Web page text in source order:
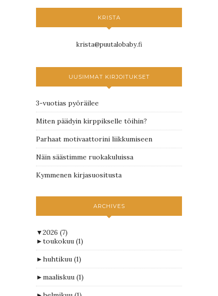
KRISTA
krista@puutalobaby.fi
UUSIMMAT KIRJOITUKSET
3-vuotias pyöräilee
Miten päädyin kirppikselle töihin?
Parhaat motivaattorini liikkumiseen
Näin säästimme ruokakuluissa
Kymmenen kirjasuositusta
ARCHIVES
▼2026 (7)
►toukokuu (1)
►huhtikuu (1)
►maaliskuu (1)